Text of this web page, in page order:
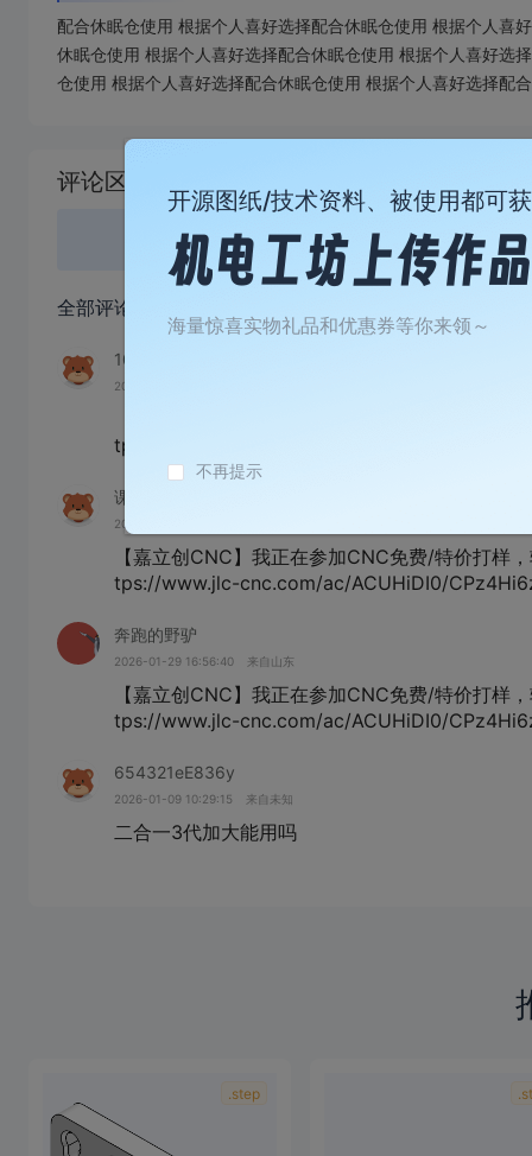
配合休眠仓使用 根据个人喜好选择配合休眠仓使用 根据个人喜
休眠仓使用 根据个人喜好选择配合休眠仓使用 根据个人喜好选
仓使用 根据个人喜好选择配合休眠仓使用 根据个人喜好选择配
失
评论区
登录或
全部评论
109876fF785R
2026-07-26 13:33:19
tps://www.jlc-cnc.com/ac/ACUHiDI0/
课代表
2026-05-07 12:10:37
【嘉立创CNC】我正在参加CNC免费/特价打样
tps://www.jlc-cnc.com/ac/ACUHiDI0/
奔跑的野驴
2026-01-29 16:56:40 来自山东
【嘉立创CNC】我正在参加CNC免费/特价打样
tps://www.jlc-cnc.com/ac/ACUHiDI0/
654321eE836y
2026-01-09 10:29:15 来自未知
二合一3代加大能用吗
.step
开源图纸/技术资料、被使用都可
海量惊喜实物礼品和优惠券等你来领～
不再提示